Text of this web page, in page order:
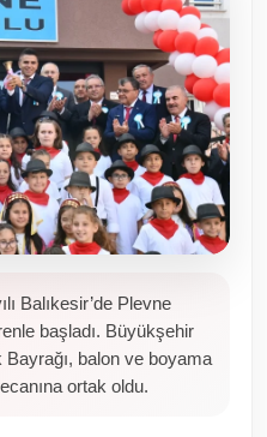
Balıkesir’de Plevne
başladı. Büyükşehir
balon ve boyama
ortak oldu.